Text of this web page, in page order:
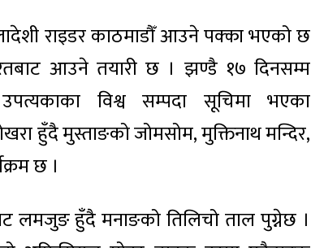
राइडर काठमाडौँ आउने पक्का भएको छ
आउने तयारी छ । झण्डै १७ दिनसम्म
विश्व सम्पदा सूचिमा भएका
हुँदै मुस्ताङको जोमसोम, मुक्तिनाथ मन्दिर,
छ ।
लमजुङ हुँदै मनाङको तिलिचो ताल पुग्नेछ ।